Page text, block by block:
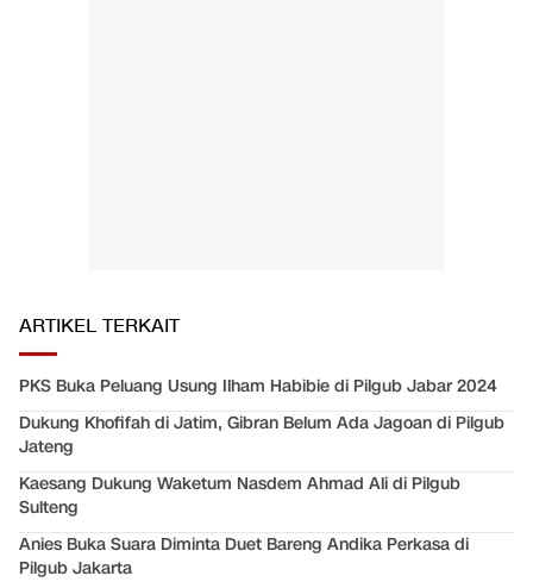
ARTIKEL TERKAIT
PKS Buka Peluang Usung Ilham Habibie di Pilgub Jabar 2024
Dukung Khofifah di Jatim, Gibran Belum Ada Jagoan di Pilgub
Jateng
Kaesang Dukung Waketum Nasdem Ahmad Ali di Pilgub
Sulteng
Anies Buka Suara Diminta Duet Bareng Andika Perkasa di
Pilgub Jakarta